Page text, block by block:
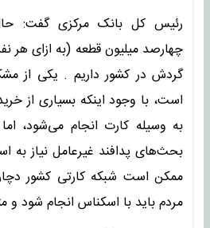
است، با وجود اینکه بسیاری از
به وسیله کارت انجام می‌شود،
بحث‌های پدافند غیرعامل نیاز به
ممکن است شبکه کارتی کشور
مردم باید با اسکناس انجام شود و